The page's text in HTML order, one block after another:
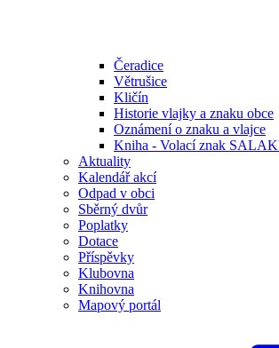
Čeradice
Větrušice
Kličín
Historie vlajky a znaku obce
Oznámení o znaku a vlajce
Kniha - Volací znak
Aktuality
Kalendář akcí
Odpad v obci
Sběrný dvůr
Poplatky
Dotace
Příspěvky
Klubovna
Knihovna
Mapový portál